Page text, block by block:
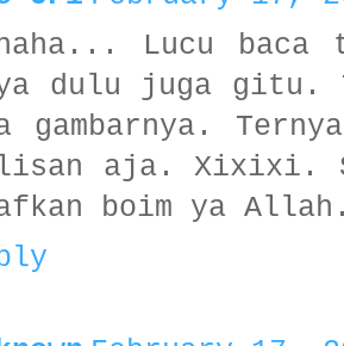
Lucu baca
dulu juga gitu.
gambarnya.
aja. Xixixi.
boim ya